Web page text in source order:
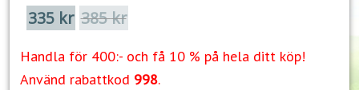
385krDet
ursprungliga
var:
385 kr.
335 kr
Det
nuvarande
är:
335 kr.
Handla för 400:- och få 10 % på hela ditt köp!
Använd rabattkod 998.